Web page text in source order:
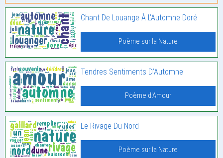
Chant De Louange À L’Automne Doré
Poème sur la Nature
Tendres Sentiments D’Automne
Poème d'Amour
Le Rivage Du Nord
Poème sur la Nature